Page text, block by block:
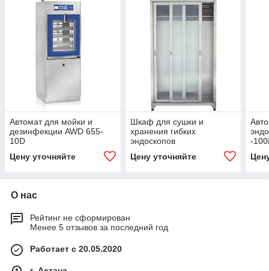
Автомат для мойки и
дезинфекции AWD 655-
10D
Цену уточняйте
Шкаф для сушки и
хранения гибких
эндоскопов
Цену уточняйте
-
О нас
Рейтинг не сформирован
Менее 5 отзывов за последний год
Работает с 20.05.2020